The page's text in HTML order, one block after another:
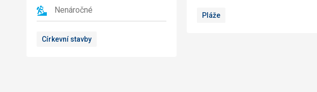
Nenáročné
Církevní stavby
Pláže